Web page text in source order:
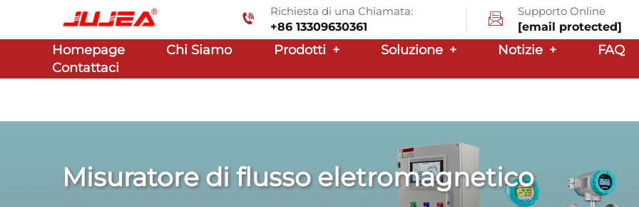
Richiesta di una Chiamata:
+86 13309630361
Supporto Online
[email protected]
Homepage Chi Siamo Prodotti + Soluzione + Notizie +
FAQ
Contattaci
Misuratore di flusso eletromagnetico